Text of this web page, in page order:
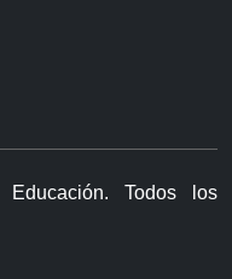
Todos los